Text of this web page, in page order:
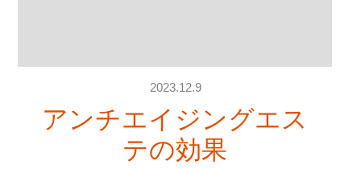
2023.12.9
アンチエイジングエス
テの効果